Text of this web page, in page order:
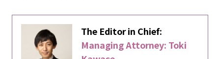
The Editor in Chief:
Managing Attorney: Toki